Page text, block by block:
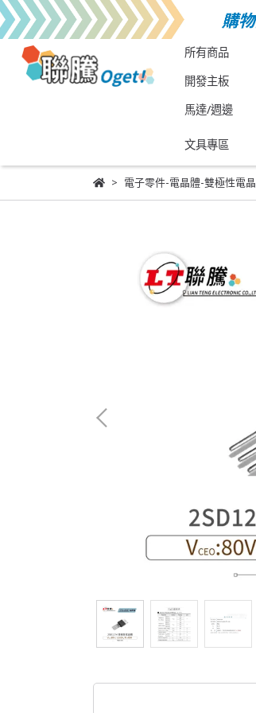
所有商品
開發主板
馬達/週邊
文具專區
電子零件-電晶體-雙極性電